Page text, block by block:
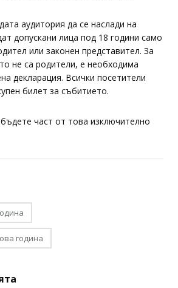
аудитория да се наслади на
допускани лица под 18 години само
или законен представител. За
не са родители, е необходима
декларация. Всички посетители
билет за събитието.
част от това изключително
година